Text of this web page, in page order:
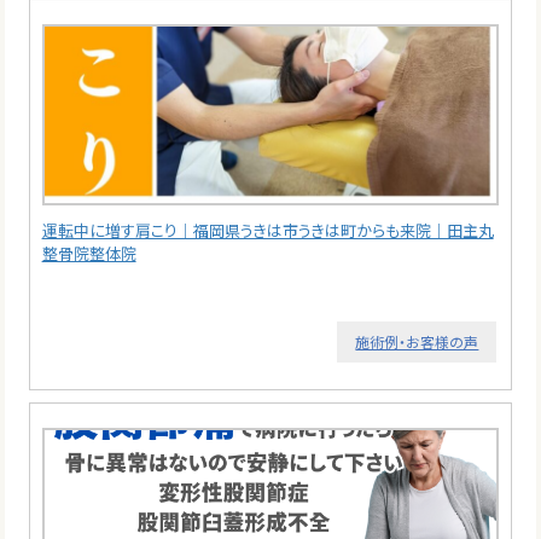
運転中に増す肩こり｜福岡県うきは市うきは町からも来院｜田主丸
整骨院整体院
施術例・お客様の声